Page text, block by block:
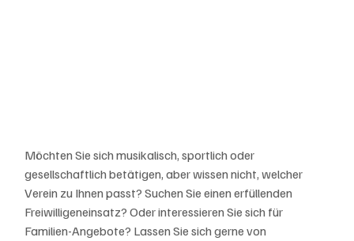
Möchten Sie sich musikalisch, sportlich oder
gesellschaftlich betätigen, aber wissen nicht, welcher
Verein zu Ihnen passt? Suchen Sie einen erfüllenden
Freiwilligeneinsatz? Oder interessieren Sie sich für
Familien-Angebote? Lassen Sie sich gerne von